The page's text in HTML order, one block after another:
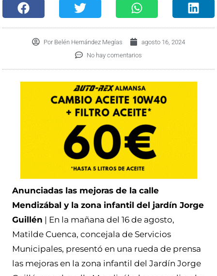
Por Belén Hernández Megías
agosto 16, 2024
No hay comentarios
Anunciadas las mejoras de la calle
Mendizábal y la zona infantil del jardín Jorge
Guillén | En la mañana del 16 de agosto,
Matilde Cuenca, concejala de Servicios
Municipales, presentó en una rueda de prensa
las mejoras en la zona infantil del Jardín Jorge